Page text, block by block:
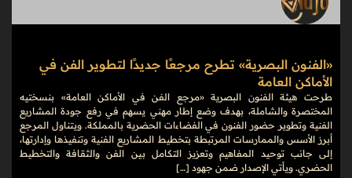
«الفنون البصرية» تطرح مرجعًا جديدًا لتطوير الفن في
الأماكن العامة
طرحت هيئة الفنون البصرية «مرجع الفن في الأماكن العامة» بنسختيه
المختصرة والشاملة، بهدف وضع إطار مهني يسهم في رفع جودة المشاريع
الفنية وتطوير حضور الفنون في الفضاءات الحضرية بالمملكة. ويتناول المرجع
أبرز الأسس والممارسات المرتبطة بتخطيط المشاريع الفنية وتنفيذها وإدارتها،
إلى جانب توحيد المفاهيم وتعزيز التكامل بين الفن والثقافة والتخطيط
الحضري. ويأتي الإصدار ضمن جهود […]